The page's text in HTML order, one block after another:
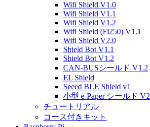
Wifi Shield V1.0
Wifi Shield V1.1
Wifi Shield V1.2
Wifi Shield (Fi250) V1.1
Wifi Shield V2.0
Shield Bot V1.1
Shield Bot V1.2
CAN-BUSシールド V1.2
EL Shield
Seeed BLE Shield v1
小型 e-Paper シールド V2
チュートリアル
コース付きキット